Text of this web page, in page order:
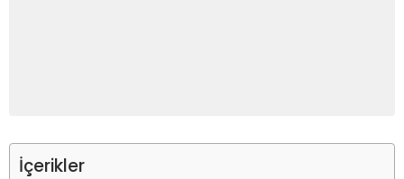
İçerikler